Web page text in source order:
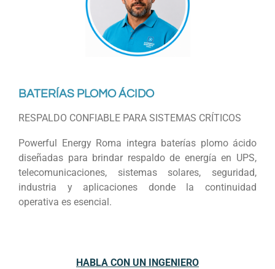
BATERÍAS PLOMO ÁCIDO
RESPALDO CONFIABLE PARA SISTEMAS CRÍTICOS
Powerful Energy Roma integra baterías plomo ácido
diseñadas para brindar respaldo de energía en UPS,
telecomunicaciones, sistemas solares, seguridad,
industria y aplicaciones donde la continuidad
operativa es esencial.
HABLA CON UN INGENIERO